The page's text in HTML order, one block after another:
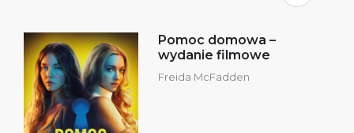
Pomoc domowa –
wydanie filmowe
Freida McFadden